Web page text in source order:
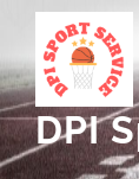
content
DPI